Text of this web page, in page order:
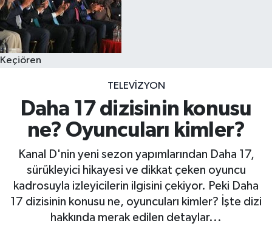
Keçiören
TELEVIZYON
Daha 17 dizisinin konusu
ne? Oyuncuları kimler?
Kanal D'nin yeni sezon yapımlarından Daha 17,
sürükleyici hikayesi ve dikkat çeken oyuncu
kadrosuyla izleyicilerin ilgisini çekiyor. Peki Daha
17 dizisinin konusu ne, oyuncuları kimler? İşte dizi
hakkında merak edilen detaylar...